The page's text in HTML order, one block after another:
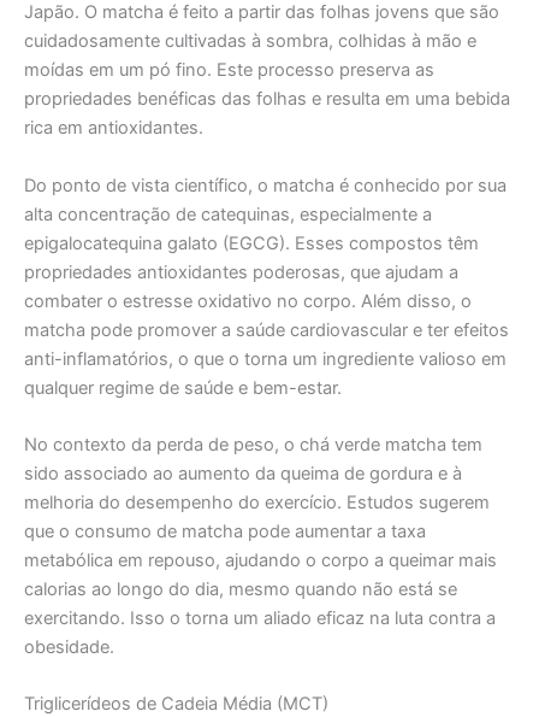
Japão. O matcha é feito a partir das folhas jovens que são
cuidadosamente cultivadas à sombra, colhidas à mão e
moídas em um pó fino. Este processo preserva as
propriedades benéficas das folhas e resulta em uma bebida
rica em antioxidantes.
Do ponto de vista científico, o matcha é conhecido por sua
alta concentração de catequinas, especialmente a
epigalocatequina galato (EGCG). Esses compostos têm
propriedades antioxidantes poderosas, que ajudam a
combater o estresse oxidativo no corpo. Além disso, o
matcha pode promover a saúde cardiovascular e ter efeitos
anti-inflamatórios, o que o torna um ingrediente valioso em
qualquer regime de saúde e bem-estar.
No contexto da perda de peso, o chá verde matcha tem
sido associado ao aumento da queima de gordura e à
melhoria do desempenho do exercício. Estudos sugerem
que o consumo de matcha pode aumentar a taxa
metabólica em repouso, ajudando o corpo a queimar mais
calorias ao longo do dia, mesmo quando não está se
exercitando. Isso o torna um aliado eficaz na luta contra a
obesidade.
Triglicerídeos de Cadeia Média (MCT)